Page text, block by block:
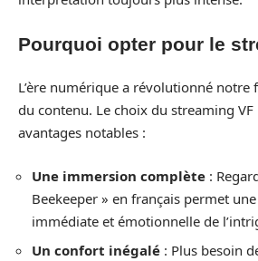
Pourquoi opter pour le
L’ère numérique a révolutionné notre
du contenu. Le choix du streaming
avantages notables :
Une immersion complète :
Beekeeper » en français permet
immédiate et émotionnelle de
Un confort inégalé : Plus besoin